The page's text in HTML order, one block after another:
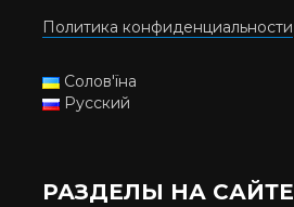
Политика конфиденциальности
Солов'їна
Русский
РАЗДЕЛЫ НА САЙТЕ